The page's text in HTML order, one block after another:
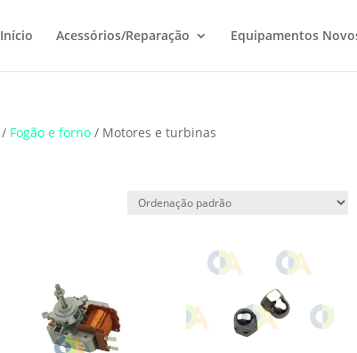
Início Acessórios/Reparação Equipamentos
/ Fogão e forno / Motores e turbinas